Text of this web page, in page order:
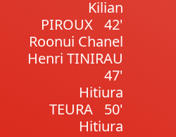
Kilian
PIROUX
42'
Roonui Chanel
Henri TINIRAU
47'
Hitiura
TEURA
50'
Hitiura